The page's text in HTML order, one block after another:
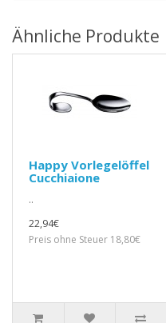
Ähnliche Produkte
Happy Vorlegelöffel
Cucchiaione
..
22,94€
Preis ohne Steuer 18,80€